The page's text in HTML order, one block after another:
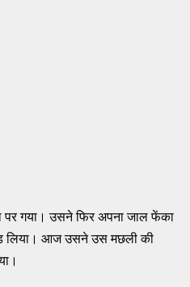
पर गया। उसने फिर अपना जाल फेंका
लिया। आज उसने उस मछली की